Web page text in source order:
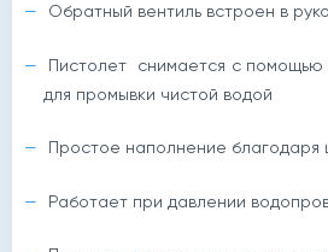
Обратный вентиль встроен в
Пистолет снимается с
для промывки чистой водой
Простое наполнение благодаря
Работает при давлении